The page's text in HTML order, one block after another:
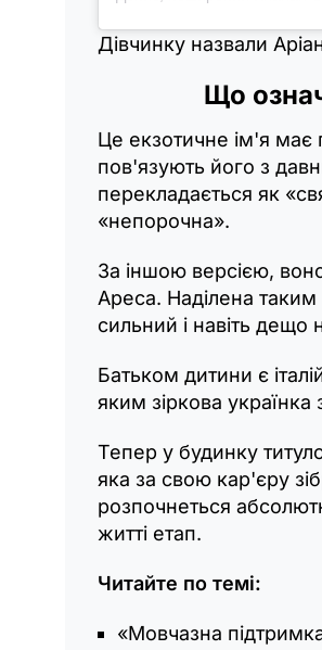
Дівчинку назвали
Що
Це екзотичне ім'я має
пов'язують його з
перекладається як
«непорочна».
За іншою версією,
Ареса. Наділена
сильний і навіть
Батьком дитини є
яким зіркова
Тепер у будинку
яка за свою кар'єру
розпочнеться
житті етап.
Читайте по темі:
«Мовчазна